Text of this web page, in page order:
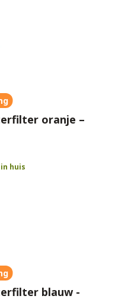
oranje –
huis
blauw -